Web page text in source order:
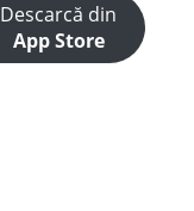
Descarcă din
App Store